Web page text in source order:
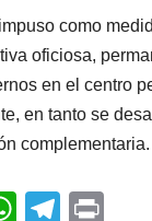
como
oficiosa,
en el centro
en tanto se
complementaria.
W T